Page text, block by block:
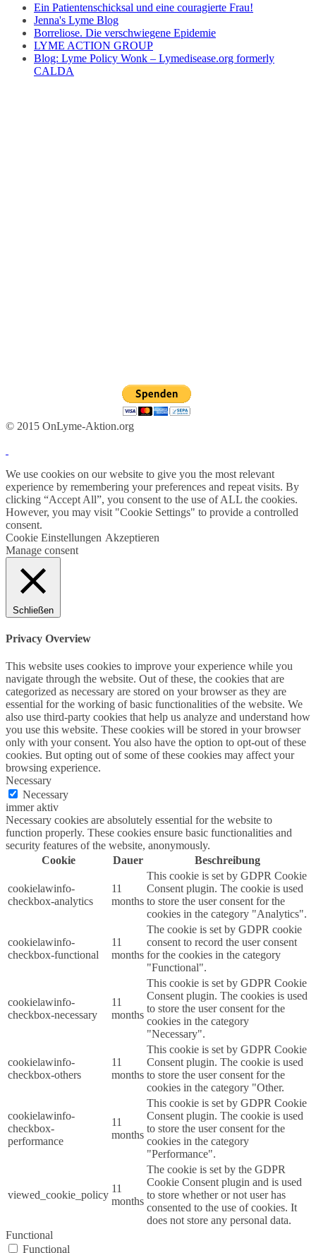
Ein Patientenschicksal und eine couragierte Frau!
Jenna's Lyme Blog
Borreliose. Die verschwiegene Epidemie
LYME ACTION GROUP
Blog: Lyme Policy Wonk – Lymedisease.org formerly
CALDA
© 2015 OnLyme-Aktion.org
We use cookies on our website to give you the most relevant
experience by remembering your preferences and repeat visits. By
clicking “Accept All”, you consent to the use of ALL the cookies.
However, you may visit "Cookie Settings" to provide a controlled
consent.
Cookie Einstellungen Akzeptieren
Manage consent
Schließen
Privacy Overview
This website uses cookies to improve your experience while you
navigate through the website. Out of these, the cookies that are
categorized as necessary are stored on your browser as they are
essential for the working of basic functionalities of the website. We
also use third-party cookies that help us analyze and understand how
you use this website. These cookies will be stored in your browser
only with your consent. You also have the option to opt-out of these
cookies. But opting out of some of these cookies may affect your
browsing experience.
Necessary
Necessary
immer aktiv
Necessary cookies are absolutely essential for the website to
function properly. These cookies ensure basic functionalities and
security features of the website, anonymously.
Cookie
Dauer Beschreibung
cookielawinfo-
checkbox-analytics
11
months
This cookie is set by GDPR Cookie
Consent plugin. The cookie is used
to store the user consent for the
cookies in the category "Analytics".
cookielawinfo-
checkbox-functional
11
months
The cookie is set by GDPR cookie
consent to record the user consent
for the cookies in the category
"Functional".
cookielawinfo-
checkbox-necessary
11
months
This cookie is set by GDPR Cookie
Consent plugin. The cookies is used
to store the user consent for the
cookies in the category
"Necessary".
cookielawinfo-
checkbox-others
11
months
This cookie is set by GDPR Cookie
Consent plugin. The cookie is used
to store the user consent for the
cookies in the category "Other.
cookielawinfo-
checkbox-
performance
11
months
This cookie is set by GDPR Cookie
Consent plugin. The cookie is used
to store the user consent for the
cookies in the category
"Performance".
viewed_cookie_policy
11
months
The cookie is set by the GDPR
Cookie Consent plugin and is used
to store whether or not user has
consented to the use of cookies. It
does not store any personal data.
Functional
Functional